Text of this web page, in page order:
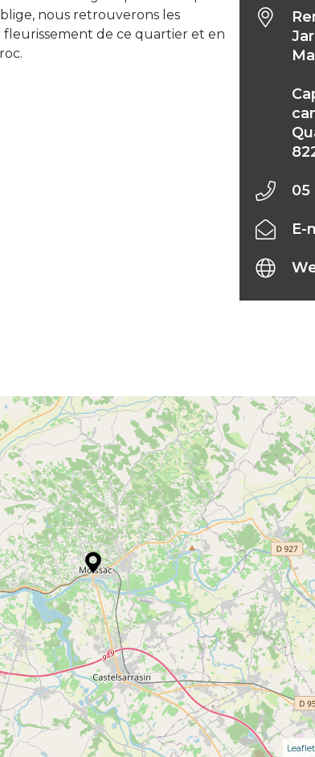
nous retrouverons les
de ce quartier et en
05
E-
Leaflet